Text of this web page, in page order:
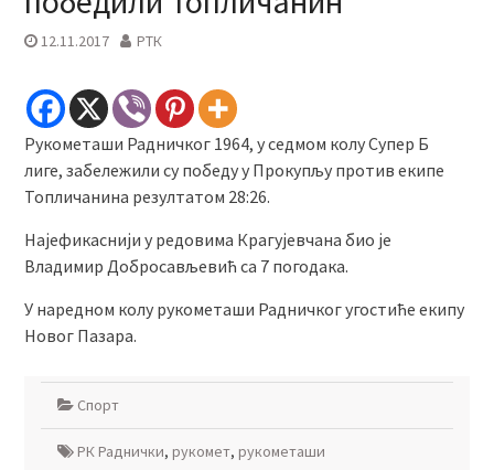
12.11.2017 РТК
Рукометаши Радничког 1964, у седмом колу Супер Б
лиге, забележили су победу у Прокупљу против екипе
Топличанина резултатом 28:26.
Најефикаснији у редовима Крагујевчана био је
Владимир Добросављевић са 7 погодака.
У наредном колу рукометаши Радничког угостиће екипу
Новог Пазара.
Спорт
РК Раднички, рукомет, рукометаши